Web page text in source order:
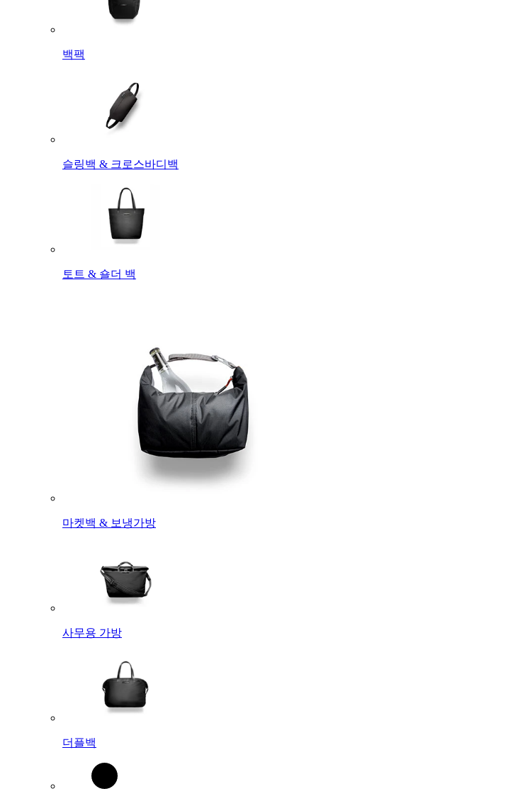
백팩
슬링백 & 크로스바디백
토트 & 숄더 백
마켓백 & 보냉가방
사무용 가방
더플백